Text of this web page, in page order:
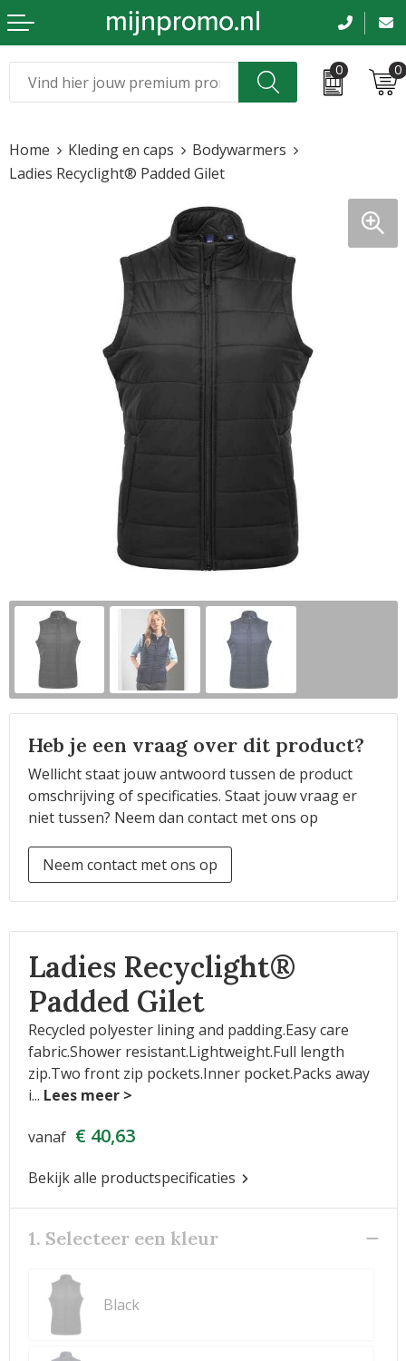
0 0
Kleding & caps
Tassen en reizen
Beurs en evenementen
Bloemen en planten
Sinterklaas
Home Kleding en caps
Bodywarmers
Ladies Recyclight® Padded Gilet
Heb je een vraag over dit product?
Wellicht staat jouw antwoord tussen de product
omschrijving of specificaties. Staat jouw vraag er
niet tussen? Neem dan contact met ons op
Neem contact met ons op
Ladies Recyclight®
Padded Gilet
Recycled polyester lining and padding.Easy care
fabric.Shower resistant.Lightweight.Full length
zip.Two front zip pockets.Inner pocket.Packs away
i...
vanaf € 40,63
Bekijk alle productspecificaties
1. Selecteer een kleur
Black